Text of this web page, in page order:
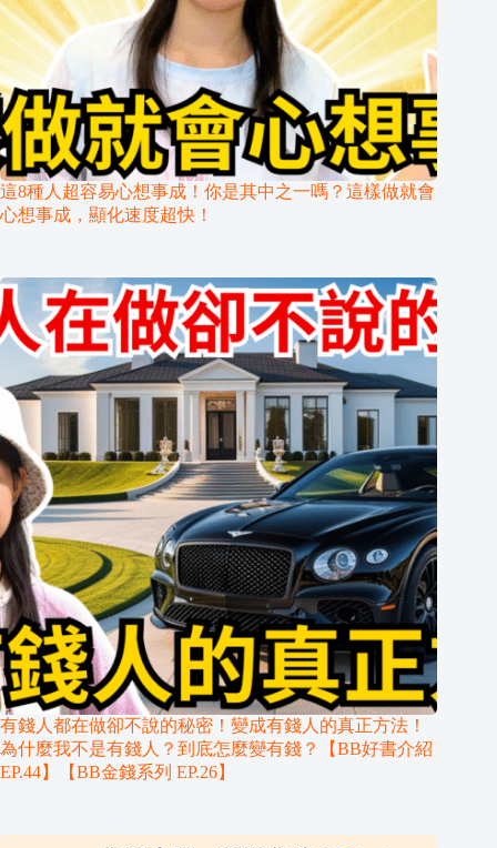
這8種人超容易心想事成！你是其中之一嗎？這樣做就會
心想事成，顯化速度超快！
有錢人都在做卻不說的秘密！變成有錢人的真正方法！
為什麼我不是有錢人？到底怎麼變有錢？【BB好書介紹
EP.44】【BB金錢系列 EP.26】